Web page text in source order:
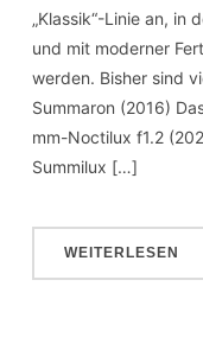
„Klassik“-Linie an,
und mit moderner
werden. Bisher sind
Summaron (2016)
mm-Noctilux f1.2
Summilux […]
WEITERLESEN